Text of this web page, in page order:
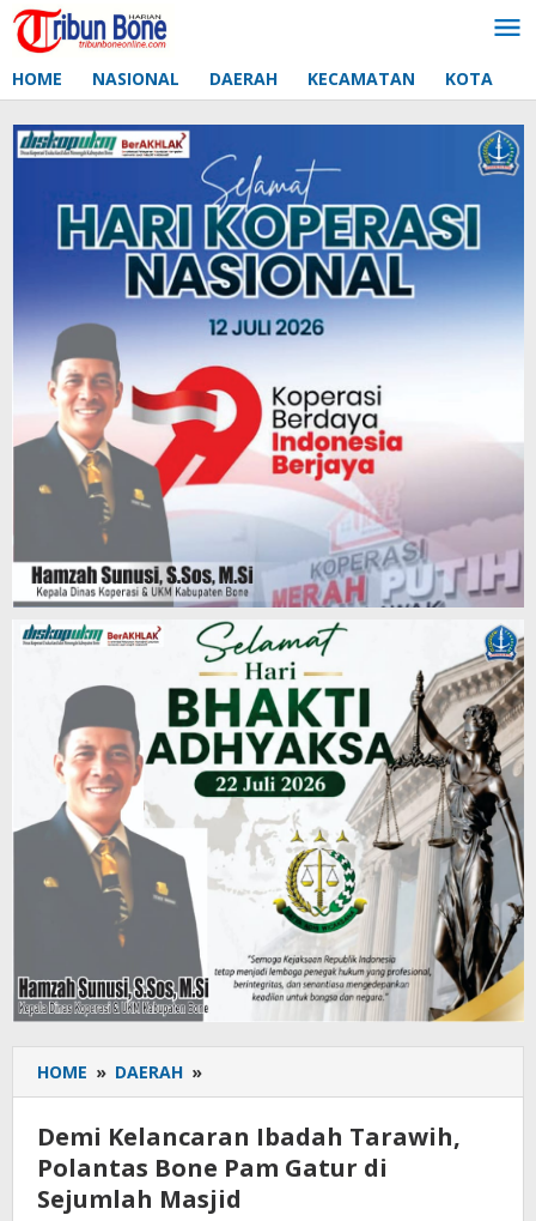
Lewati
ke
HOME NASIONAL DAERAH KECAMATAN KOTA
HOME » DAERAH »
Kelancaran
Tarawih,
Polantas
Bone
Demi Kelancaran Ibadah Tarawih,
Polantas Bone Pam Gatur di
Sejumlah Masjid